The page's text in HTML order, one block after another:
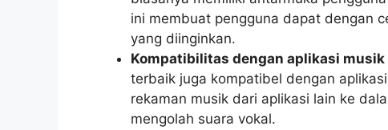
ini membuat pengguna dapat dengan
yang diinginkan.
Kompatibilitas dengan aplikasi musik
terbaik juga kompatibel dengan
rekaman musik dari aplikasi lain ke
mengolah suara vokal.